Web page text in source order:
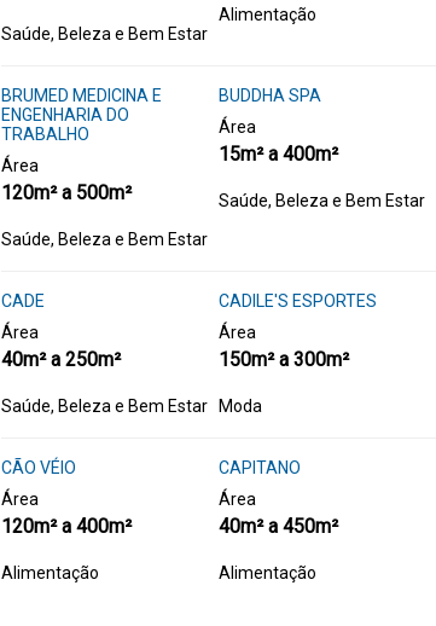
Saúde, Beleza e Bem Estar
Alimentação
BRUMED MEDICINA E
ENGENHARIA DO
TRABALHO
Área
120m² a 500m²
Saúde, Beleza e Bem Estar
BUDDHA SPA
Área
15m² a 400m²
Saúde, Beleza e Bem Estar
CADE
Área
40m² a 250m²
Saúde, Beleza e Bem Estar
CADILE'S ESPORTES
Área
150m² a 300m²
Moda
CÃO VÉIO
Área
120m² a 400m²
Alimentação
CAPITANO
Área
40m² a 450m²
Alimentação